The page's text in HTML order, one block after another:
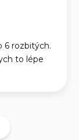
6 rozbitých.
to lépe